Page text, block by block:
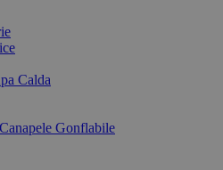
Calda
Gonflabile